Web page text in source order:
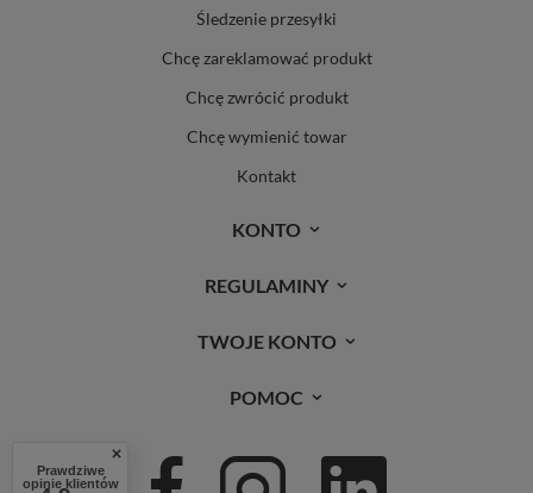
Śledzenie przesyłki
Chcę zareklamować produkt
Chcę zwrócić produkt
Chcę wymienić towar
Kontakt
KONTO
REGULAMINY
TWOJE KONTO
POMOC
Prawdziwe
opinie klientów